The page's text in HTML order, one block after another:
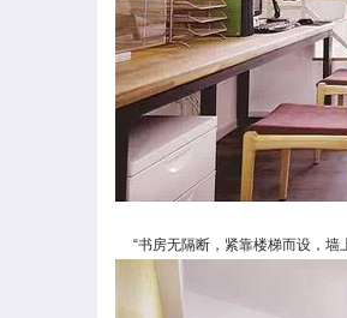
“书房无隔断，紧靠楼梯而设，墙